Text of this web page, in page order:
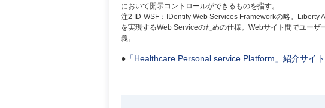
において開示コントロールができるものを指す。
注2 ID-WSF：IDentity Web Services Frameworkの略。
を実現するWeb Serviceのための仕様。Webサイト間でユー
義。
● 「Healthcare Personal service Platform」紹介サイト